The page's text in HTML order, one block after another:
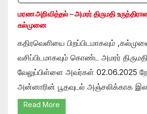
மரண அறிவித்தல் – அமரர் திருமதி
கல்முனை
கதிரவெளியை பிறப்பிடமாகவும்
வசிப்பிடமாகவும் கொண்ட அமரர்
வேலுப்பிள்ளை அவர்கள் 02.06.2025
அன்னாரின் பூதவுடல் அஞ்சலிக்காக
Read More